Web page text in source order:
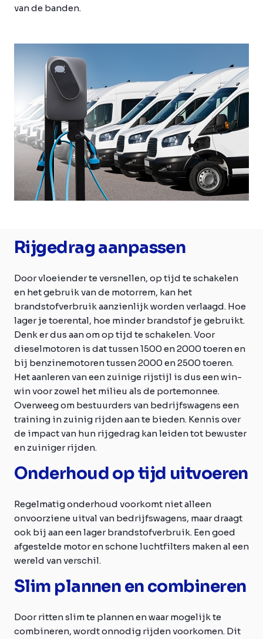
van de banden.
Rijgedrag aanpassen
Door vloeiender te versnellen, op tijd te schakelen
en het gebruik van de motorrem, kan het
brandstofverbruik aanzienlijk worden verlaagd. Hoe
lager je toerental, hoe minder brandstof je gebruikt.
Denk er dus aan om op tijd te schakelen. Voor
dieselmotoren is dat tussen 1500 en 2000 toeren en
bij benzinemotoren tussen 2000 en 2500 toeren.
Het aanleren van een zuinige rijstijl is dus een win-
win voor zowel het milieu als de portemonnee.
Overweeg om bestuurders van bedrijfswagens een
training in zuinig rijden aan te bieden. Kennis over
de impact van hun rijgedrag kan leiden tot bewuster
en zuiniger rijden.
Onderhoud op tijd uitvoeren
Regelmatig onderhoud voorkomt niet alleen
onvoorziene uitval van bedrijfswagens, maar draagt
ook bij aan een lager brandstofverbruik. Een goed
afgestelde motor en schone luchtfilters maken al een
wereld van verschil.
Slim plannen en combineren
Door ritten slim te plannen en waar mogelijk te
combineren, wordt onnodig rijden voorkomen. Dit